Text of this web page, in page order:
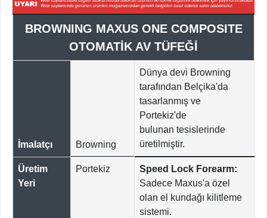
BROWNING MAXUS ONE COMPOSITE
OTOMATİK AV TÜFEĞİ
İmalatçı Browning
Dünya devi Browning
tarafından Belçika'da
tasarlanmış ve
Portekiz'de
bulunan tesislerinde
üretilmiştir.
Üretim
Yeri
Portekiz
Speed Lock Forearm:
Sadece Maxus'a özel
olan el kundağı kilitleme
sistemi.